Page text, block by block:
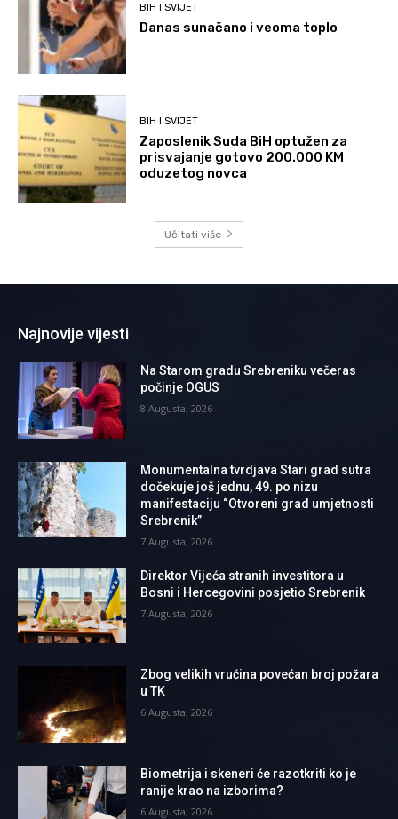
BIH I SVIJET
Danas sunačano i veoma toplo
BIH I SVIJET
Zaposlenik Suda BiH optužen za
prisvajanje gotovo 200.000 KM
oduzetog novca
Učitati više
Najnovije vijesti
Na Starom gradu Srebreniku večeras
počinje OGUS
8 Augusta, 2026
Monumentalna tvrdjava Stari grad sutra
dočekuje još jednu, 49. po nizu
manifestaciju “Otvoreni grad umjetnosti
Srebrenik”
7 Augusta, 2026
Direktor Vijeća stranih investitora u
Bosni i Hercegovini posjetio Srebrenik
7 Augusta, 2026
Zbog velikih vrućina povećan broj požara
u TK
6 Augusta, 2026
Biometrija i skeneri će razotkriti ko je
ranije krao na izborima?
6 Augusta, 2026